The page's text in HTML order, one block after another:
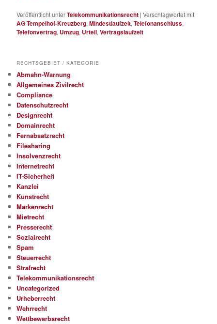
Veröffentlicht unterTelekommunikationsrecht |Verschlagwortet mit
AG Tempelhof-Kreuzberg,Mindestlaufzeit,Telefonanschluss,
Telefonvertrag, Umzug, Urteil,Vertragslaufzeit
RECHTSGEBIET / KATEGORIE
Abmahn-Warnung
Allgemeines Zivilrecht
Compliance
Datenschutzrecht
Designrecht
Domainrecht
Fernabsatzrecht
Filesharing
Insolvenzrecht
Internetrecht
IT-Sicherheit
Kanzlei
Kunstrecht
Markenrecht
Mietrecht
Presserecht
Sozialrecht
Spam
Steuerrecht
Strafrecht
Telekommunikationsrecht
Uncategorized
Urheberrecht
Wehrrecht
Wettbewerbsrecht